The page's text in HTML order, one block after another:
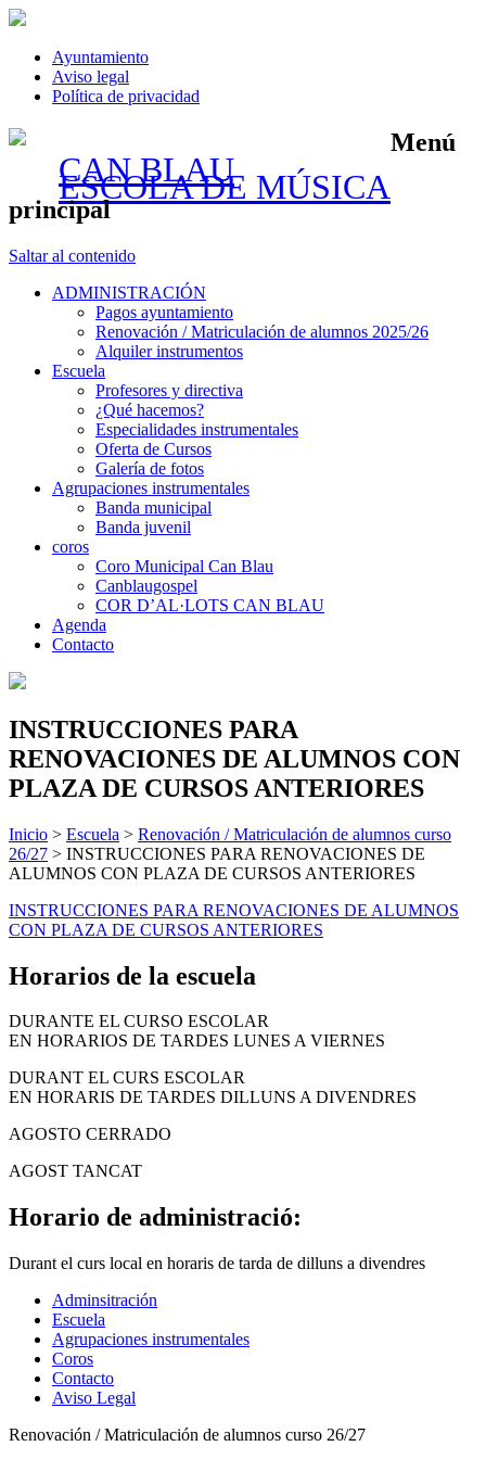
Ayuntamiento
Aviso legal
Política de privacidad
CAN BLAU
ESCOLA DE MÚSICA
Menú
principal
Saltar al contenido
ADMINISTRACIÓN
Pagos ayuntamiento
Renovación / Matriculación de alumnos 2025/26
Alquiler instrumentos
Escuela
Profesores y directiva
¿Qué hacemos?
Especialidades instrumentales
Oferta de Cursos
Galería de fotos
Agrupaciones instrumentales
Banda municipal
Banda juvenil
coros
Coro Municipal Can Blau
Canblaugospel
COR D’AL·LOTS CAN BLAU
Agenda
Contacto
INSTRUCCIONES PARA
RENOVACIONES DE ALUMNOS CON
PLAZA DE CURSOS ANTERIORES
Inicio > Escuela > Renovación / Matriculación de alumnos curso
26/27 > INSTRUCCIONES PARA RENOVACIONES DE
ALUMNOS CON PLAZA DE CURSOS ANTERIORES
INSTRUCCIONES PARA RENOVACIONES DE ALUMNOS
CON PLAZA DE CURSOS ANTERIORES
Horarios de la escuela
DURANTE EL CURSO ESCOLAR
EN HORARIOS DE TARDES LUNES A VIERNES
DURANT EL CURS ESCOLAR
EN HORARIS DE TARDES DILLUNS A DIVENDRES
AGOSTO CERRADO
AGOST TANCAT
Horario de administració:
Durant el curs local en horaris de tarda de dilluns a divendres
Adminsitración
Escuela
Agrupaciones instrumentales
Coros
Contacto
Aviso Legal
Renovación / Matriculación de alumnos curso 26/27